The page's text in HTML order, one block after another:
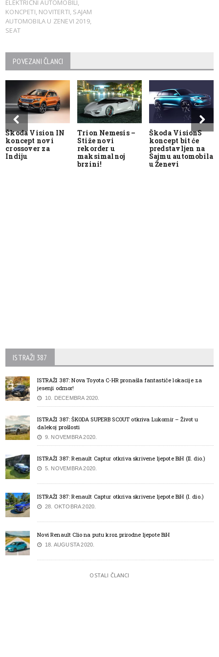
ELEKTRIČNI AUTOMOBILI,
KONCPETI, NOVITERTI, SAJAM
AUTOMOBILA U ZENEVI 2019,
SEAT
POVEZANI ČLANCI
Škoda Vision IN
koncept novi
crossover za
Indiju
Trion Nemesis –
Stiže novi
rekorder u
maksimalnoj
brzini!
Škoda VisionS
koncept bit će
predstavljen na
Sajmu automobila
u Ženevi
ISTRAŽI 387
ISTRAŽI 387: Nova Toyota C-HR pronašla fantastiče lokacije za
jesenji odmor!
10. DECEMBRA 2020.
ISTRAŽI 387: ŠKODA SUPERB SCOUT otkriva Lukomir – Život u
dalekoj prošlosti
9. NOVEMBRA 2020.
ISTRAŽI 387: Renault Captur otkriva skrivene ljepote BiH (II. dio.)
5. NOVEMBRA 2020.
ISTRAŽI 387: Renault Captur otkriva skrivene ljepote BiH (I. dio.)
28. OKTOBRA 2020.
Novi Renault Clio na putu kroz prirodne ljepote BiH
18. AUGUSTA 2020.
OSTALI ČLANCI